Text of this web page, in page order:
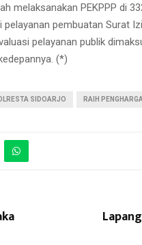
melaksanakan PEKPPP di
pembuatan Surat
pelayanan publik
(*)
SIDOARJO RAIH